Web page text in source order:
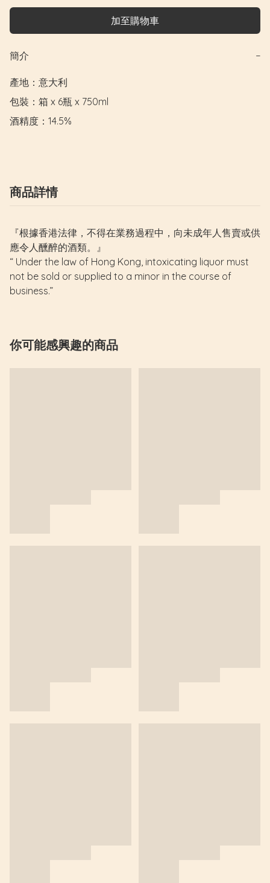
加至購物車
簡介 −
產地：意大利
包裝：箱 x 6瓶 x 750ml
酒精度：14.5%
商品詳情
『根據香港法律，不得在業務過程中，向未成年人售賣或供
應令人醺醉的酒類。』
“ Under the law of Hong Kong, intoxicating liquor must
not be sold or supplied to a minor in the course of
business.”
你可能感興趣的商品